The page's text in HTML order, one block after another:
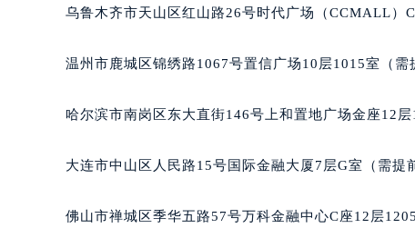
辽宁省辽阳市白塔区新运大街欧米茄
辽宁省铁岭市银州区南马路欧米茄售
辽宁省沈阳市沈河区中街路137号亨
北京市朝阳区建国门外大街甲6号华
乌鲁木齐市天山区红山路26号时代广场（CCMALL）
温州市鹿城区锦绣路1067号置信广场10层1015室（需
哈尔滨市南岗区东大直街146号上和置地广场金座12层
大连市中山区人民路15号国际金融大厦7层G室（需提
佛山市禅城区季华五路57号万科金融中心C座12层